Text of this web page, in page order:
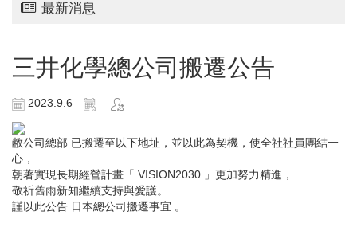
最新消息
三井化學總公司搬遷公告
2023.9.6
敝公司總部 已搬遷至以下地址，並以此為契機，使全社社員團結一
心，
朝著實現長期經營計畫「 VISION2030 」更加努力精進，
敬祈舊雨新知繼續支持與愛護。
謹以此公告 日本總公司搬遷事宜 。